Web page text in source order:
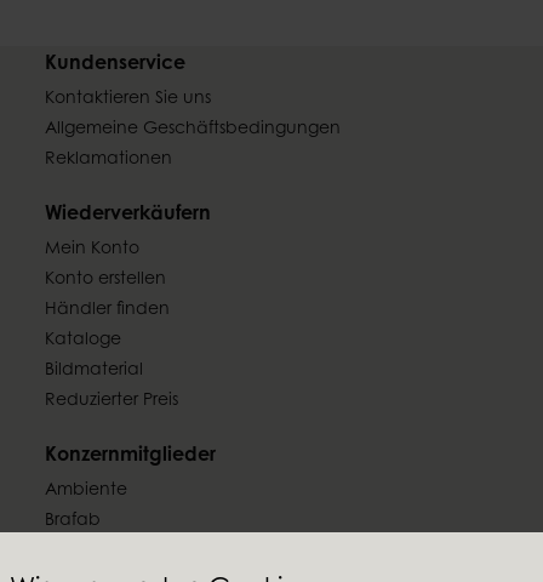
Kundenservice
Kontaktieren Sie uns
Allgemeine Geschäftsbedingungen
Reklamationen
Wiederverkäufern
Mein Konto
Konto erstellen
Händler finden
Kataloge
Bildmaterial
Reduzierter Preis
Konzernmitglieder
Ambiente
Brafab